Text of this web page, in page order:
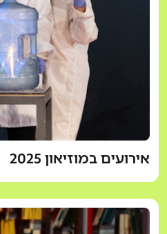
אירועים במוזיאון 2025